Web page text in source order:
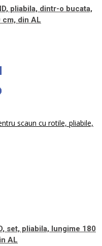
pliabila, dintr-o bucata,
cm, din AL
set, pliabila, lungime 180
AL